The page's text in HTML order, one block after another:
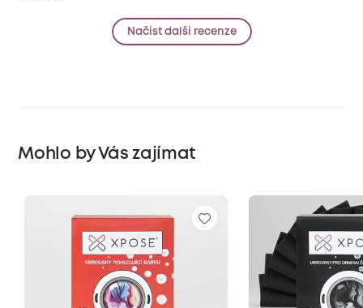
Načíst další recenze
Mohlo by Vás zajímat